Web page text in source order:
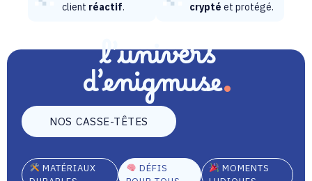
client réactif.
crypté et protégé.
l’univers
d’enigmuse
NOS CASSE-TÊTES
MATÉRIAUX
DÉFIS
MOMENTS